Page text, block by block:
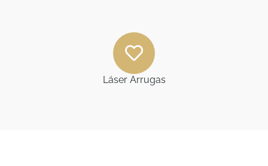
Láser Arrugas